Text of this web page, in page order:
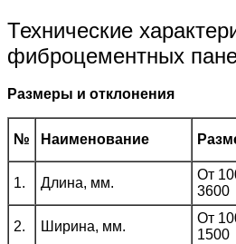
Технические
фиброцементных
Размеры и отклонения
№ Наименование
1. Длина, мм.
От
3600
2. Ширина, мм.
От
1500